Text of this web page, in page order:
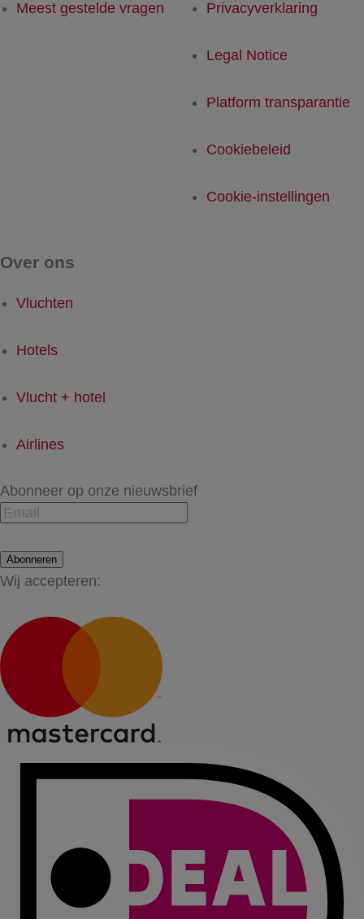
Meest gestelde vragen Privacyverklaring
Legal Notice
Platform transparantie
Cookiebeleid
Cookie-instellingen
Over ons
Vluchten
Hotels
Vlucht + hotel
Airlines
Abonneer op onze nieuwsbrief
Abonneren
Wij accepteren: